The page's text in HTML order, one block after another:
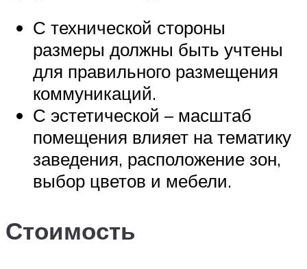
С технической стороны
размеры должны быть учтены
для правильного размещения
коммуникаций.
С эстетической – масштаб
помещения влияет на тематику
заведения, расположение зон,
выбор цветов и мебели.
Стоимость